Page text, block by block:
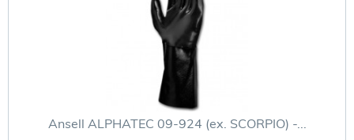
Ansell ALPHATEC 09-924 (ex. SCORPIO) -...